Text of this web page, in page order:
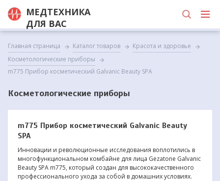
МЕДТЕХНИКА
ДЛЯ ВАС
Главная страница Каталог товаров
Красота и здоровье
Косметологические приборы
m775 Прибор косметический Galvanic Beauty SPA
Косметологические приборы
m775 Прибор косметический Galvanic Beauty
SPA
Инновации и революционные исследования воплотились в
многофункциональном комбайне для лица Gezatone Galvanic
Beauty SPA m775, который создан для высококачественного
профессионального ухода за собой в домашних условиях.